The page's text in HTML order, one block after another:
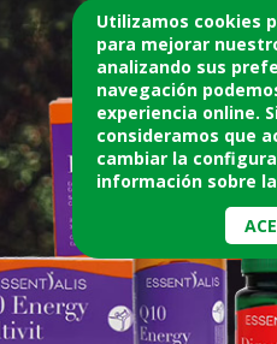
Utilizamos cookies
para mejorar
analizando sus
navegación
experiencia online.
consideramos que
cambiar la
información sobre la